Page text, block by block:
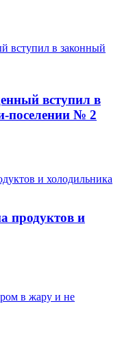
вступил в
поселении № 2
продуктов и